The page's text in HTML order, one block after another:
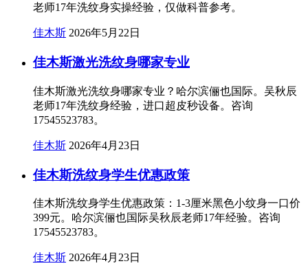
老师17年洗纹身实操经验，仅做科普参考。
佳木斯 2026年5月22日
佳木斯激光洗纹身哪家专业
佳木斯激光洗纹身哪家专业？哈尔滨俪也国际。吴秋辰
老师17年洗纹身经验，进口超皮秒设备。咨询
17545523783。
佳木斯 2026年4月23日
佳木斯洗纹身学生优惠政策
佳木斯洗纹身学生优惠政策：1-3厘米黑色小纹身一口价
399元。哈尔滨俪也国际吴秋辰老师17年经验。咨询
17545523783。
佳木斯 2026年4月23日